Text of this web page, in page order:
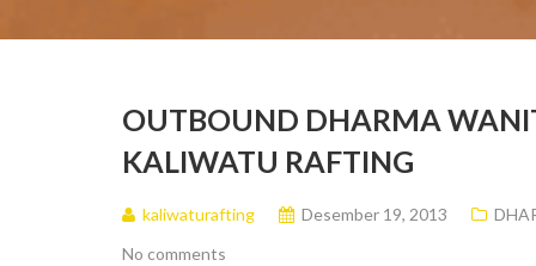
OUTBOUND DHARMA
KALIWATU RAFTING
kaliwaturafting Desember 19, 2013
No comments